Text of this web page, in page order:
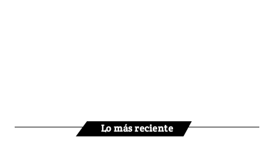
Lo más reciente